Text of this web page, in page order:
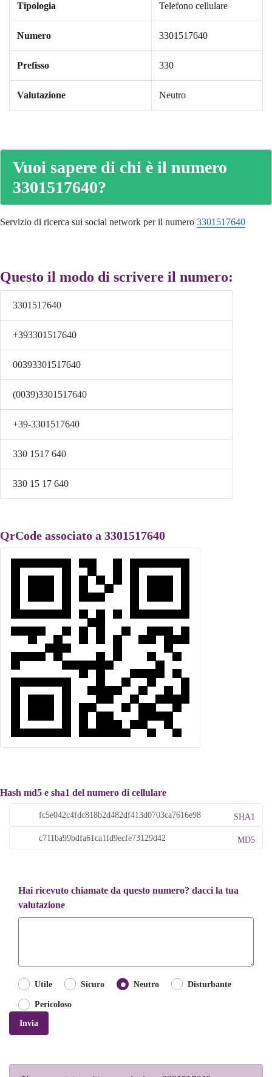
Tipologia Telefono cellulare
Numero 3301517640
Prefisso 330
Valutazione Neutro
Vuoi sapere di chi è il numero
3301517640?
Servizio di ricerca sui social network per il numero 3301517640
Questo il modo di scrivere il numero:
3301517640
+393301517640
00393301517640
(0039)3301517640
+39-3301517640
330 1517 640
330 15 17 640
QrCode associato a 3301517640
Hash md5 e sha1 del numero di cellulare
SHA1
MD5
Hai ricevuto chiamate da questo numero? dacci la tua
valutazione
Utile Sicuro Neutro Disturbante
Pericoloso
Invia